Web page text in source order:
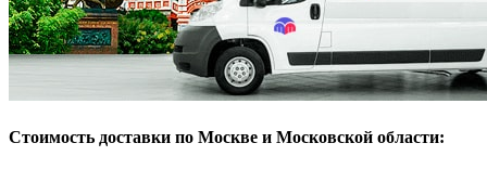
Стоимость доставки по Москве и Московской области: